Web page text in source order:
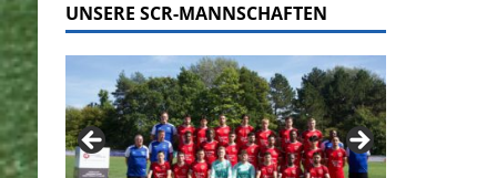
UNSERE SCR-MANNSCHAFTEN